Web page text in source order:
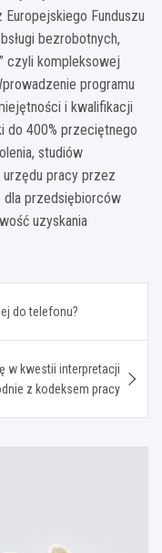
Funduszu
bezrobotnych,
czyli kompleksowej
programu
i kwalifikacji
do 400% przeciętnego
studiów
pracy przez
przedsiębiorców
uzyskania
do telefonu?
w kwestii interpretacji
z kodeksem pracy